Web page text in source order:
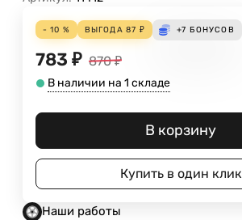
- 10 % ВЫГОДА 87 ₽ +7 БОНУСОВ
783 ₽ 870 ₽
В наличии на 1 складе
В корзину
Купить в один клик
Наши работы